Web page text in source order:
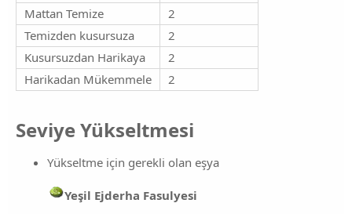
Mattan Temize
2
Temizden kusursuza
2
Kusursuzdan Harikaya
2
Harikadan Mükemmele
2
Seviye Yükseltmesi​
Yükseltme için gerekli olan eşya
Yeşil Ejderha Fasulyesi